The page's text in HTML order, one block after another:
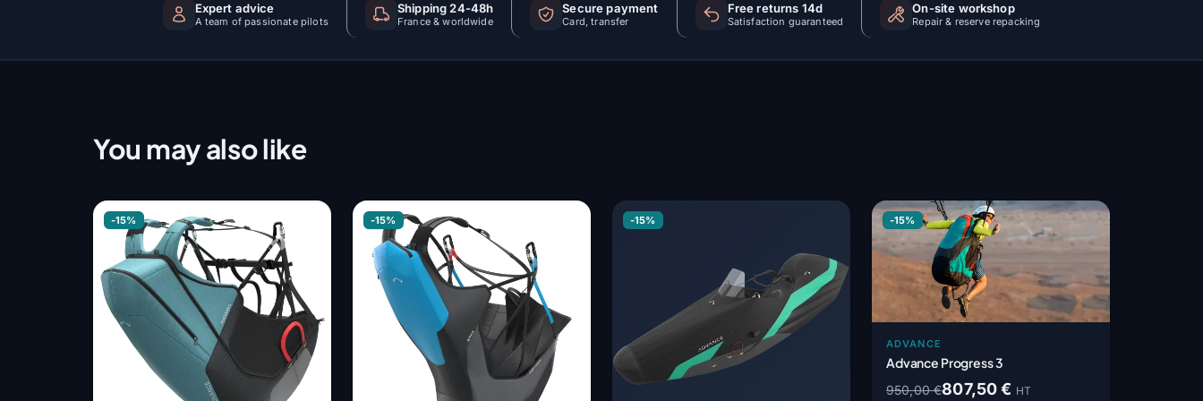
Expert advice
A team of passionate pilots
Shipping 24-48h
France & worldwide
Secure payment
Card, transfer
Free returns 14d
Satisfaction guaranteed
On-site workshop
Repair & reserve repacking
You may also like
-15% -15% -15% -15%
ADVANCE
Advance Progress 3
950,00 €807,50 € HT